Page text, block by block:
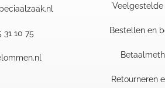
31 10 75
Veelgestelde
Bestellen en
Retourneren